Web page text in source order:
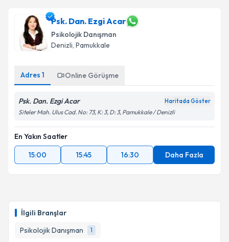
İlgili Branşlar
Psikolojik Danışman
1
Psk. Dan. Ezgi Acar
Psikolojik Danışman
Denizli, Pamukkale
Adres 1 Online Görüşme
Psk. Dan. Ezgi Acar Haritada Göster
Siteler Mah. Ulus Cad. No: 73, K: 3, D: 3, Pamukkale / Denizli
En Yakın Saatler
15:00
15:45 16:30 Daha Fazla